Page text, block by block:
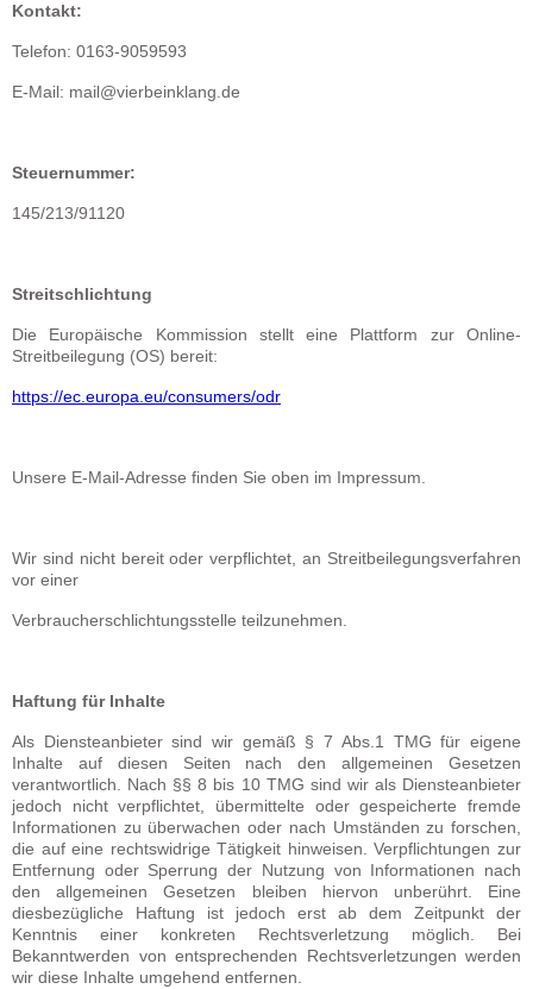
Kontakt:
Telefon: 0163-9059593
E-Mail: mail@vierbeinklang.de
Steuernummer:
145/213/91120
Streitschlichtung
Die Europäische Kommission stellt eine Plattform zur Online-
Streitbeilegung (OS) bereit:
https://ec.europa.eu/consumers/odr
Unsere E-Mail-Adresse finden Sie oben im Impressum.
Wir sind nicht bereit oder verpflichtet, an Streitbeilegungsverfahren
vor einer
Verbraucherschlichtungsstelle teilzunehmen.
Haftung für Inhalte
Als Diensteanbieter sind wir gemäß § 7 Abs.1 TMG für eigene
Inhalte auf diesen Seiten nach den allgemeinen Gesetzen
verantwortlich. Nach §§ 8 bis 10 TMG sind wir als Diensteanbieter
jedoch nicht verpflichtet, übermittelte oder gespeicherte fremde
Informationen zu überwachen oder nach Umständen zu forschen,
die auf eine rechtswidrige Tätigkeit hinweisen. Verpflichtungen zur
Entfernung oder Sperrung der Nutzung von Informationen nach
den allgemeinen Gesetzen bleiben hiervon unberührt. Eine
diesbezügliche Haftung ist jedoch erst ab dem Zeitpunkt der
Kenntnis einer konkreten Rechtsverletzung möglich. Bei
Bekanntwerden von entsprechenden Rechtsverletzungen werden
wir diese Inhalte umgehend entfernen.